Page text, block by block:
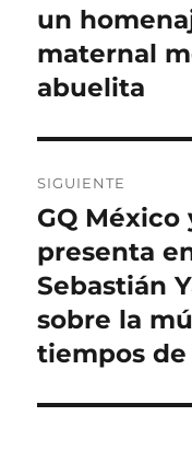
un
maternal
abuelita
SIGUIENTE
Entrada
siguiente:
GQ
presenta
Sebastián
sobre la
tiempos de